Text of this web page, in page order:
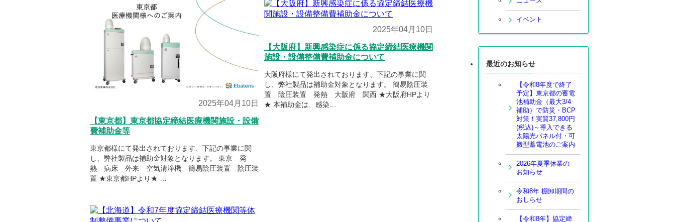
2025年04月10日
【東京都】東京都協定締結医療機関施設・設備
費補助金等
東京都様にて発出されております、下記の事業に関
し、弊社製品は補助金対象となります。 東京 発
熱 病床 外来 空気清浄機 簡易陰圧装置 陰圧装
置 ★東京都HPより★ …
2025年04月10日
【大阪府】新興感染症に係る協定締結医療機関
施設・設備整備費補助金について
大阪府様にて発出されております、下記の事業に関
し、弊社製品は補助金対象となります。 簡易陰圧装
置 陰圧装置 発熱 大阪府 関西 ★大阪府HPより
★ 本補助金は、感染…
イベント
最近のお知らせ
【令和8年度で終了
予定】東京都の蓄電
池補助金（最大3/4
補助）で防災・BCP
対策！実質37,800円
(税込)～導入できる
太陽光パネル付・可
搬型蓄電池のご案内
2026年夏季休業の
お知らせ
令和8年 棚卸期間の
おしらせ
【令和8年】協定締